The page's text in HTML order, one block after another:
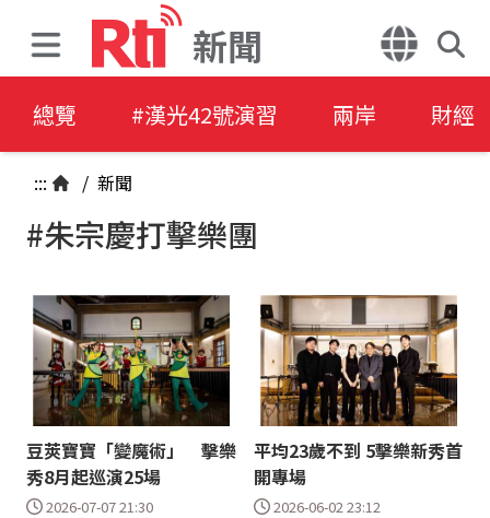
新聞
總覽 #漢光42號演習 兩岸 財經
::: / 新聞
#朱宗慶打擊樂團
豆莢寶寶「變魔術」 擊樂
秀8月起巡演25場
2026-07-07 21:30
平均23歲不到 5擊樂新秀首
開專場
2026-06-02 23:12